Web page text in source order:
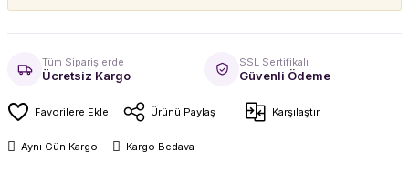
Tüm Siparişlerde
Ücretsiz Kargo
SSL Sertifikalı
Güvenli Ödeme
Ürünü Paylaş Karşılaştır
Aynı Gün Kargo Kargo Bedava